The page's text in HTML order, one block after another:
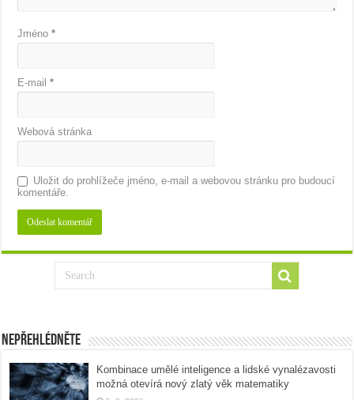
Jméno*
E-mail*
Webová stránka
Uložit do prohlížeče jméno, e-mail a webovou stránku pro budoucí
komentáře.
Nepřehlédněte
Kombinace umělé inteligence a lidské vynalézavosti
možná otevírá nový zlatý věk matematiky